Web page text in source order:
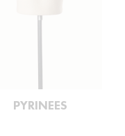
PYRINEES